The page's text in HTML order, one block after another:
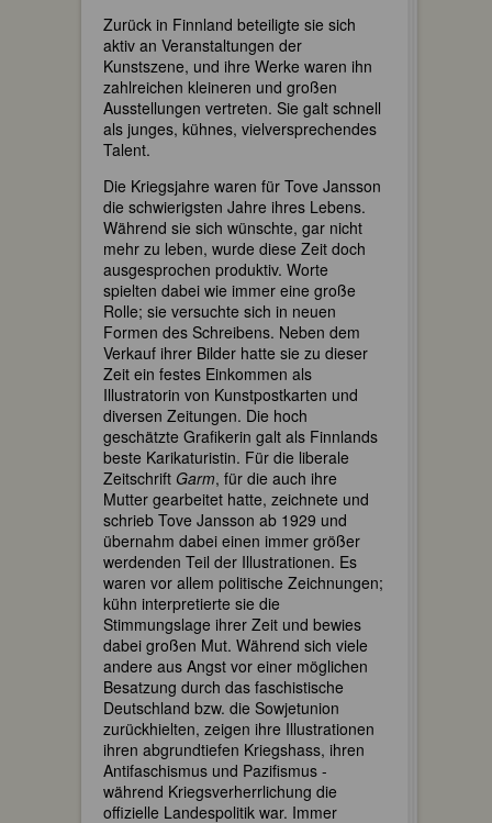
Zurück in Finnland beteiligte sie sich
aktiv an Veranstaltungen der
Kunstszene, und ihre Werke waren ihn
zahlreichen kleineren und großen
Ausstellungen vertreten. Sie galt schnell
als junges, kühnes, vielversprechendes
Talent.
Die Kriegsjahre waren für Tove Jansson
die schwierigsten Jahre ihres Lebens.
Während sie sich wünschte, gar nicht
mehr zu leben, wurde diese Zeit doch
ausgesprochen produktiv. Worte
spielten dabei wie immer eine große
Rolle; sie versuchte sich in neuen
Formen des Schreibens. Neben dem
Verkauf ihrer Bilder hatte sie zu dieser
Zeit ein festes Einkommen als
Illustratorin von Kunstpostkarten und
diversen Zeitungen. Die hoch
geschätzte Grafikerin galt als Finnlands
beste Karikaturistin. Für die liberale
Zeitschrift Garm, für die auch ihre
Mutter gearbeitet hatte, zeichnete und
schrieb Tove Jansson ab 1929 und
übernahm dabei einen immer größer
werdenden Teil der Illustrationen. Es
waren vor allem politische Zeichnungen;
kühn interpretierte sie die
Stimmungslage ihrer Zeit und bewies
dabei großen Mut. Während sich viele
andere aus Angst vor einer möglichen
Besatzung durch das faschistische
Deutschland bzw. die Sowjetunion
zurückhielten, zeigen ihre Illustrationen
ihren abgrundtiefen Kriegshass, ihren
Antifaschismus und Pazifismus -
während Kriegsverherrlichung die
offizielle Landespolitik war. Immer